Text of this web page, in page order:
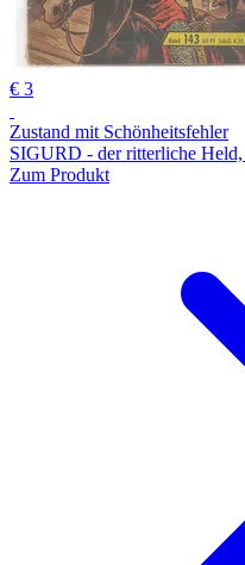
€ 3
Zustand mit Schönheitsfehler
SIGURD - der ritterliche
Zum Produkt